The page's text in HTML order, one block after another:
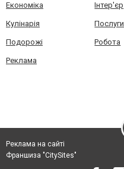
Економіка Інтер'єр
Кулінарія Послуги
Подорожі Робота
Реклама
Реклама на сайті
Франшиза "CitySites"